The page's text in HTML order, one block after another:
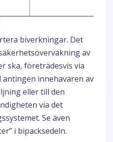
biverkningar. Det
av
ska, företrädesvis via
innehavaren av
eller till den
via det
Se även
i bipacksedeln.